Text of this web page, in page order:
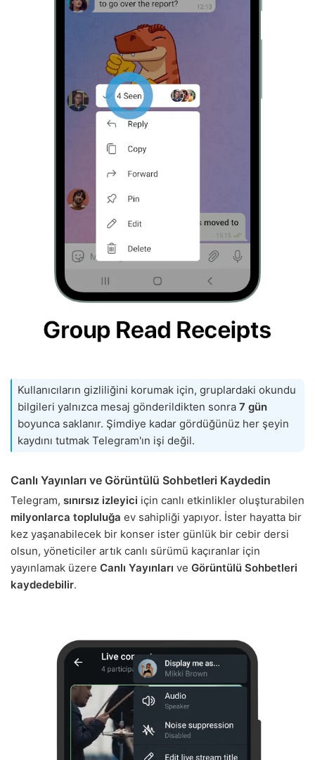
Kullanıcıların gizliliğini korumak için, gruplardaki okundu
bilgileri yalnızca mesaj gönderildikten sonra 7 gün
boyunca saklanır. Şimdiye kadar gördüğünüz her şeyin
kaydını tutmak Telegram'ın işi değil.
Canlı Yayınları ve Görüntülü Sohbetleri Kaydedin
Telegram, sınırsız izleyici için canlı etkinlikler oluşturabilen
milyonlarca topluluğa ev sahipliği yapıyor. İster hayatta bir
kez yaşanabilecek bir konser ister günlük bir cebir dersi
olsun, yöneticiler artık canlı sürümü kaçıranlar için
yayınlamak üzere Canlı Yayınları ve Görüntülü Sohbetleri
kaydedebilir.